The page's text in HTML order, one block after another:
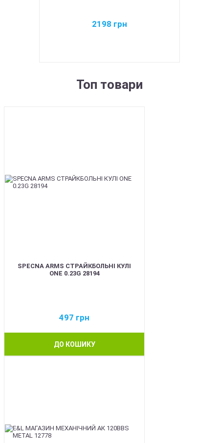
2198 грн
Топ товари
SPECNA ARMS СТРАЙКБОЛЬНІ КУЛІ
ONE 0.23G 28194
497 грн
ДО КОШИКУ